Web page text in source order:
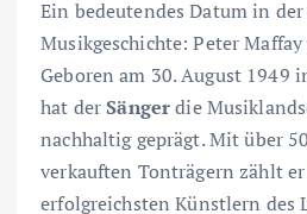
Ein bedeutendes Datum in
Musikgeschichte: Peter
Geboren am 30. August 1949
hat derSängerdie
nachhaltig geprägt. Mit über
verkauften Tonträgern zählt
erfolgreichsten Künstlern des